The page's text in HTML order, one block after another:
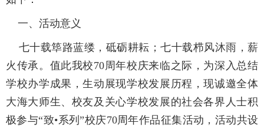
一、活动意义
七十载筚路蓝缕，砥砺耕耘；七十载栉风沐雨，薪
火传承。值此我校70周年校庆来临之际，为深入总结
学校办学成果，生动展现学校发展历程，现诚邀全体
大海大师生、校友及关心学校发展的社会各界人士积
极参与“致•系列”校庆70周年作品征集活动，活动共设